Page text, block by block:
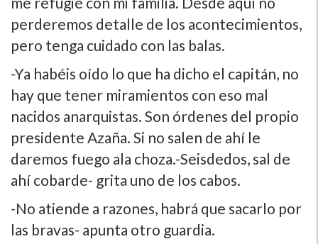
perderemos detalle de los acontecimientos,
pero tenga cuidado con las balas.
-Ya habéis oí­do lo que ha dicho el capitán, no
hay que tener miramientos con eso mal
nacidos anarquistas. Son órdenes del propio
presidente Azaña. Si no salen de ahí­ le
daremos fuego ala choza.-Seisdedos, sal de
ahí­ cobarde- grita uno de los cabos.
-No atiende a razones, habrá que sacarlo por
las bravas- apunta otro guardia.